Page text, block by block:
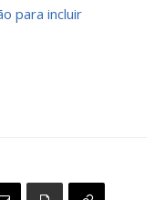
para incluir